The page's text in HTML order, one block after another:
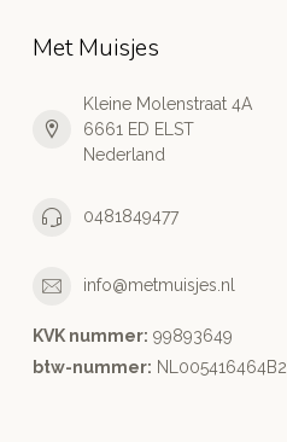
Met Muisjes
Kleine Molenstraat 4A
6661 ED ELST
Nederland
0481849477
info@metmuisjes.nl
KVK nummer: 99893649
btw-nummer: